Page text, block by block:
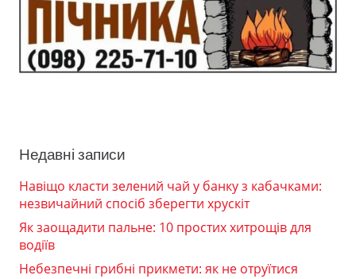
Недавні записи
Навіщо класти зелений чай у банку з кабачками:
незвичайний спосіб зберегти хрускіт
Як заощадити пальне: 10 простих хитрощів для
водіїв
Небезпечні грибні прикмети: як не отруїтися